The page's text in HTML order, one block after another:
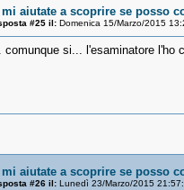
mi aiutate a scoprire se posso
#25 il: Domenica 15/Marzo/2015
comunque si... l'esaminatore l'ho
mi aiutate a scoprire se posso
#26 il: Lunedì 23/Marzo/2015